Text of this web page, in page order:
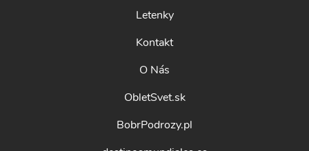
Letenky
Kontakt
O Nás
ObletSvet.sk
BobrPodrozy.pl